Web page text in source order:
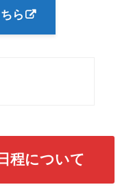
ら
程について